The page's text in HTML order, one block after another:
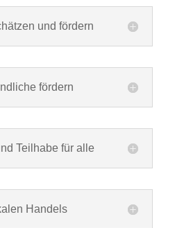
und fördern
fördern
Teilhabe für alle
Handels